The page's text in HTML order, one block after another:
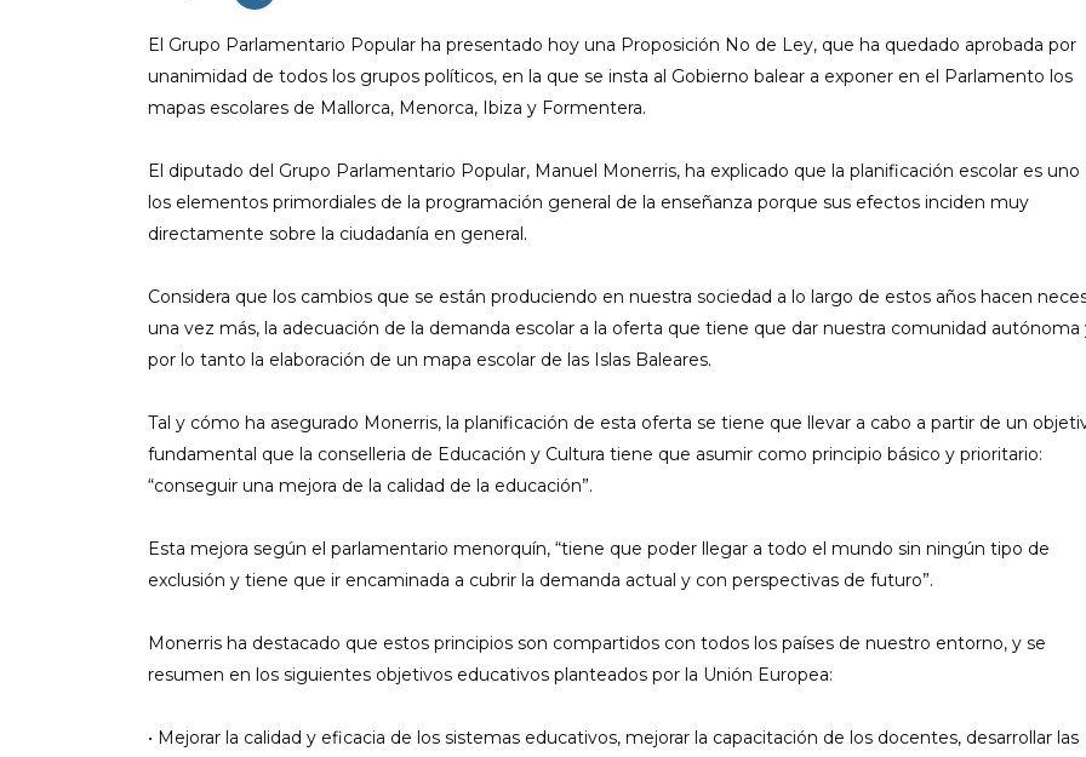
ACTUALIDAD
X CONGRESO NNGG MENORCA
EQUIPO DIRECTIVO NN.GG.
MENORCA
PONENCIA DE REGLAMENTO Y
ESTATUTOS
PONENCIA DE ACCIÓN POLÍTICA
El Grupo Parlamentario Popular ha presentado hoy una Proposición No de Ley, que ha quedado aprobada por
unanimidad de todos los grupos políticos, en la que se insta al Gobierno balear a exponer en el Parlamento los
mapas escolares de Mallorca, Menorca, Ibiza y Formentera.
El diputado del Grupo Parlamentario Popular, Manuel Monerris, ha explicado que la planificación escolar es uno
los elementos primordiales de la programación general de la enseñanza porque sus efectos inciden muy
directamente sobre la ciudadanía en general.
Considera que los cambios que se están produciendo en nuestra sociedad a lo largo de estos años hacen
una vez más, la adecuación de la demanda escolar a la oferta que tiene que dar nuestra comunidad autónoma
por lo tanto la elaboración de un mapa escolar de las Islas Baleares.
Tal y cómo ha asegurado Monerris, la planificación de esta oferta se tiene que llevar a cabo a partir de un
fundamental que la conselleria de Educación y Cultura tiene que asumir como principio básico y prioritario:
“conseguir una mejora de la calidad de la educación”.
Esta mejora según el parlamentario menorquín, “tiene que poder llegar a todo el mundo sin ningún tipo de
exclusión y tiene que ir encaminada a cubrir la demanda actual y con perspectivas de futuro”.
Monerris ha destacado que estos principios son compartidos con todos los países de nuestro entorno, y se
resumen en los siguientes objetivos educativos planteados por la Unión Europea:
• Mejorar la calidad y eficacia de los sistemas educativos, mejorar la capacitación de los docentes, desarrollar las